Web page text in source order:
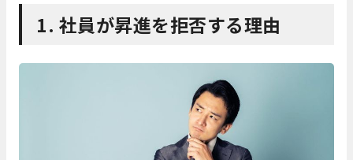
1. 社員が昇進を拒否する理由